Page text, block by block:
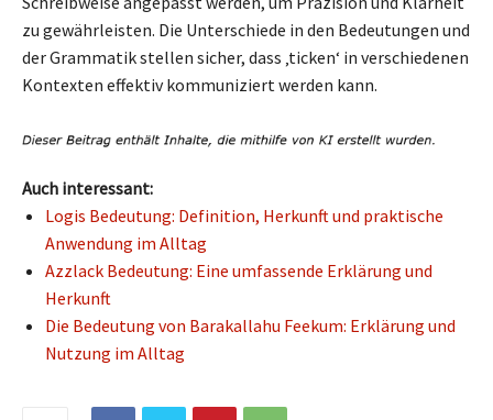
zu gewährleisten. Die Unterschiede in den Bedeutungen und
der Grammatik stellen sicher, dass ‚ticken‘ in verschiedenen
Kontexten effektiv kommuniziert werden kann.
Auch interessant:
Logis Bedeutung: Definition, Herkunft und praktische
Anwendung im Alltag
Azzlack Bedeutung: Eine umfassende Erklärung und
Herkunft
Die Bedeutung von Barakallahu Feekum: Erklärung und
Nutzung im Alltag